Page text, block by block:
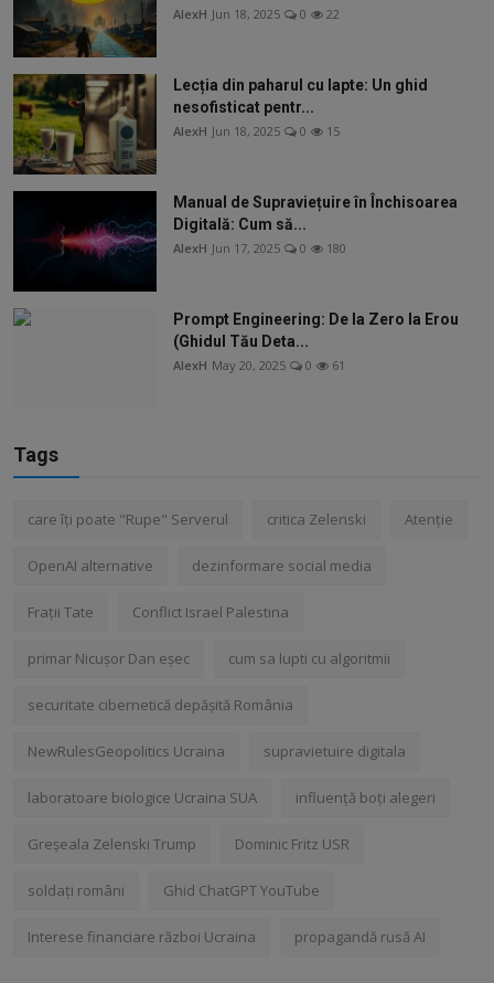
AlexH Jun 18, 2025 0 22
Lecția din paharul cu lapte: Un ghid
nesofisticat pentr...
AlexH Jun 18, 2025 0 15
Manual de Supraviețuire în Închisoarea
Digitală: Cum să...
AlexH Jun 17, 2025 0 180
Prompt Engineering: De la Zero la Erou
(Ghidul Tău Deta...
AlexH May 20, 2025 0 61
Tags
care îți poate "Rupe" Serverul critica Zelenski Atenție
OpenAI alternative dezinformare social media
Frații Tate Conflict Israel Palestina
primar Nicușor Dan eșec cum sa lupti cu algoritmii
securitate cibernetică depășită România
NewRulesGeopolitics Ucraina supravietuire digitala
laboratoare biologice Ucraina SUA influență boți alegeri
Greșeala Zelenski Trump Dominic Fritz USR
soldați români Ghid ChatGPT YouTube
Interese financiare război Ucraina propagandă rusă AI